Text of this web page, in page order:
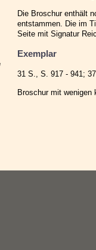
Die Broschur enthält
entstammen. Die im
Seite mit Signatur
Exemplar
31 S., S. 917 - 941;
Broschur mit wenigen